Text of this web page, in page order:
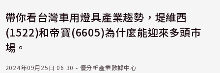
帶你看台灣車用燈具產業趨勢，堤維西
(1522)和帝寶(6605)為什麼能迎來多頭市
場。
2024年09月25日 06:30 - 優分析產業數據中心